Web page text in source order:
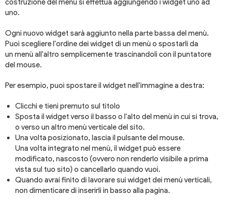
costruzione del menù si effettua aggiungendo i widget uno ad
uno.
Ogni nuovo widget sarà aggiunto nella parte bassa del menù.
Puoi scegliere l'ordine dei widget di un menù o spostarli da
un menù all'altro semplicemente trascinandoli con il puntatore
del mouse.
Per esempio, puoi spostare il widget nell'immagine a destra:
Clicchi e tieni premuto sul titolo
Sposta il widget verso il basso o l'alto del menù in cui si trova,
o verso un altro menù verticale del sito.
Una volta posizionato, lascia il pulsante del mouse.
Una volta integrato nel menù, il widget può essere
modificato, nascosto (ovvero non renderlo visibile a prima
vista sul tuo sito) o cancellarlo quando vuoi.
Quando avrai finito di lavorare sui widget dei menù verticali,
non dimenticare di inserirli in basso alla pagina.